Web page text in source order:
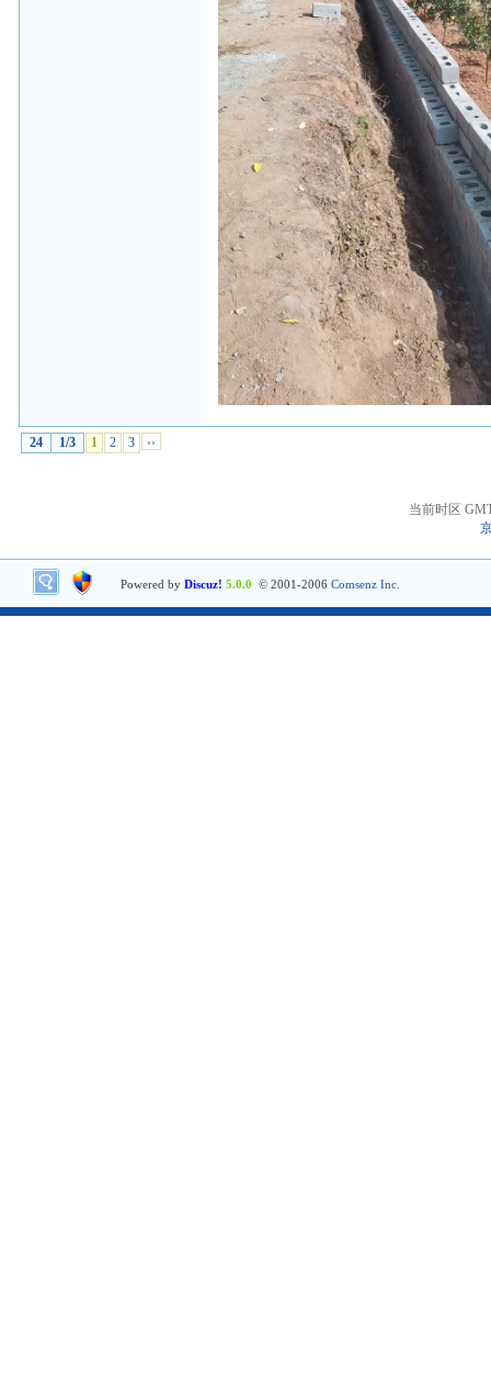
24 1/3 1 2 3 ››
当前时区
Powered by Discuz! 5.0.0 © 2001-2006 Comsenz Inc.